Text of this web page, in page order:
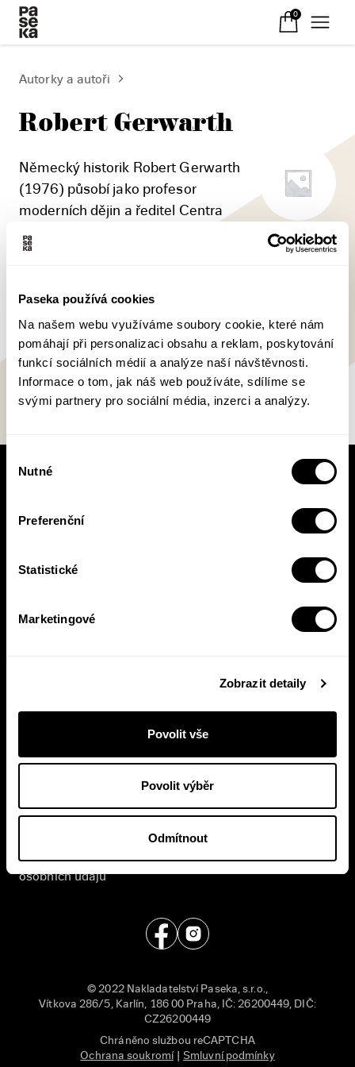
Paseka používá cookies
Na našem webu využíváme soubory cookie, které nám
pomáhají při personalizaci obsahu a reklam, poskytování
funkcí sociálních médií a analýze naší návštěvnosti.
Informace o tom, jak náš web používáte, sdílíme se
svými partnery pro sociální média, inzerci a analýzy.
souhlasu
Nutné
Preferenční
Statistické
Marketingové
Zobrazit detaily
Povolit vše
Povolit výběr
Odmítnout
0
Autorky a autoři
Robert Gerwarth
Německý historik Robert Gerwarth
(1976) působí jako profesor
moderních dějin a ředitel Centra
válečných studií na univerzitě v Dublinu. Je
autorem knihy The Bismarck Myth (2005),
V pracovní době se nebudou číst noviny!
newsletterem budete vědět o všem, co se v
Pasece šustne, ať už vás zajímá pohled do
Přihlášením se k odběru novinek souhlasíte sezpracováním
Všeobecné obchodní
Zásady ochrany
osobních údajů
Nakladatelství
English
Příjem rukopisů
© 2022 Nakladatelství Paseka, s.r.o.,
Vítkova 286/5, Karlín, 186 00 Praha, IČ: 26200449, DIČ:
CZ26200449
Chráněno službou reCAPTCHA
Ochrana soukromí
Smluvní podmínky